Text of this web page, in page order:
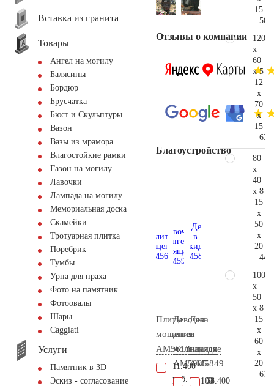
Вставка из гранита
Товары
Ангел на могилу
Балясины
Бордюр
Брусчатка
Бюст и Скульптуры
Вазон
Вазы из мрамора
Влагостойкие рамки
Газон на могилу
Лавочки
Лампада на могилу
Мемориальная доска
Скамейки
Тротуарная плитка
Поребрик
Тумбы
Урна для праха
Фото на памятник
Фотоовалы
Шары
Сaggiati
Услуги
Памятник в 3D
Эскиз - согласование
Отзывы о компании
Благоустройство
Плиты
мощения
AM5613
11.400
руб.
Девочка
ангел
молящаяся
AM5985
37.100
Дева
в
накидке
AM5849
68.400
15
120
x
60
x 5
12
x
70
x
15
80
x
40
x 8
15
x
50
x
20
100
x
50
x 8
15
x
60
x
20